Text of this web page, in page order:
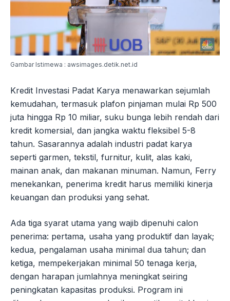
Gambar Istimewa : awsimages.detik.net.id
Kredit Investasi Padat Karya menawarkan sejumlah
kemudahan, termasuk plafon pinjaman mulai Rp 500
juta hingga Rp 10 miliar, suku bunga lebih rendah dari
kredit komersial, dan jangka waktu fleksibel 5-8
tahun. Sasarannya adalah industri padat karya
seperti garmen, tekstil, furnitur, kulit, alas kaki,
mainan anak, dan makanan minuman. Namun, Ferry
menekankan, penerima kredit harus memiliki kinerja
keuangan dan produksi yang sehat.
Ada tiga syarat utama yang wajib dipenuhi calon
penerima: pertama, usaha yang produktif dan layak;
kedua, pengalaman usaha minimal dua tahun; dan
ketiga, mempekerjakan minimal 50 tenaga kerja,
dengan harapan jumlahnya meningkat seiring
peningkatan kapasitas produksi. Program ini